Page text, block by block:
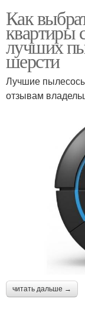
Как
квартиры
лучших
шерсти
Лучшие
отзывам
читать дальше →